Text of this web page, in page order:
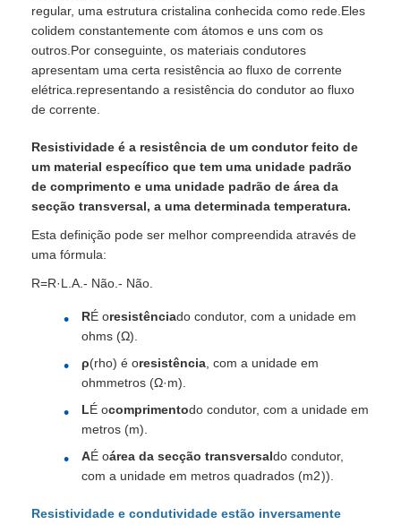
regular, uma estrutura cristalina conhecida como rede.Eles
colidem constantemente com átomos e uns com os
outros.Por conseguinte, os materiais condutores
apresentam uma certa resistência ao fluxo de corrente
elétrica.representando a resistência do condutor ao fluxo
de corrente.
Resistividade é a resistência de um condutor feito de
um material específico que tem uma unidade padrão
de comprimento e uma unidade padrão de área da
secção transversal, a uma determinada temperatura.
Esta definição pode ser melhor compreendida através de
uma fórmula:
R=R·L.A.- Não.- Não.
RÉ oresistênciado condutor, com a unidade em
ohms (Ω).
ρ(rho) é oresistência , com a unidade em
ohmmetros (Ω·m).
LÉ ocomprimentodo condutor, com a unidade em
metros (m).
AÉ oárea da secção transversaldo condutor,
com a unidade em metros quadrados (m2)).
Resistividade e condutividade estão inversamente